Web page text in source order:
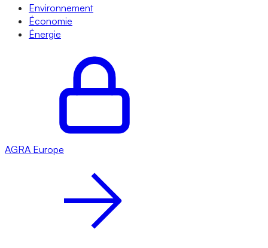
Environnement
Économie
Énergie
AGRA Europe